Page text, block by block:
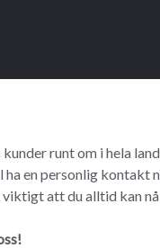
runt om i hela
en personlig kontakt
att du alltid kan